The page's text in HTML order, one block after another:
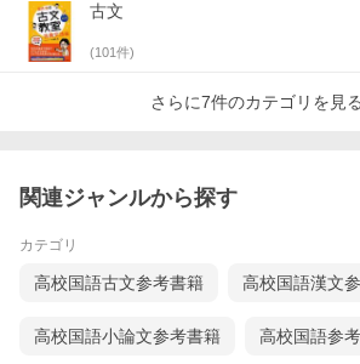
古文
(101件)
さらに7件のカテゴリを見る
関連ジャンルから探す
カテゴリ
高校国語古文参考書籍 高校国語漢文
高校国語小論文参考書籍 高校国語参